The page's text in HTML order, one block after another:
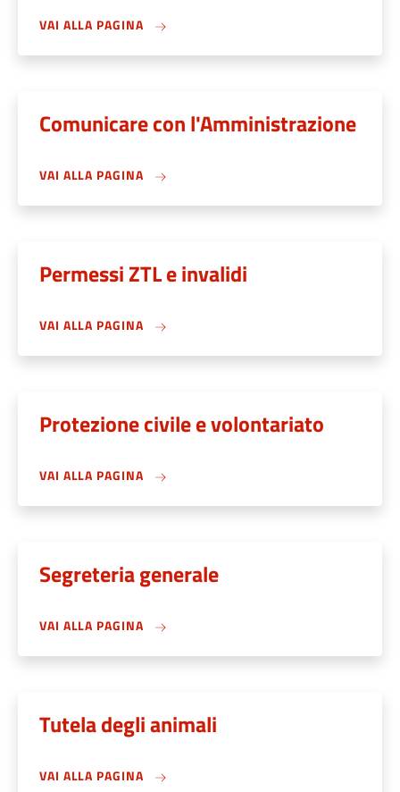
VAI ALLA PAGINA
Comunicare con l'Amministrazione
VAI ALLA PAGINA
Permessi ZTL e invalidi
VAI ALLA PAGINA
Protezione civile e volontariato
VAI ALLA PAGINA
Segreteria generale
VAI ALLA PAGINA
Tutela degli animali
VAI ALLA PAGINA